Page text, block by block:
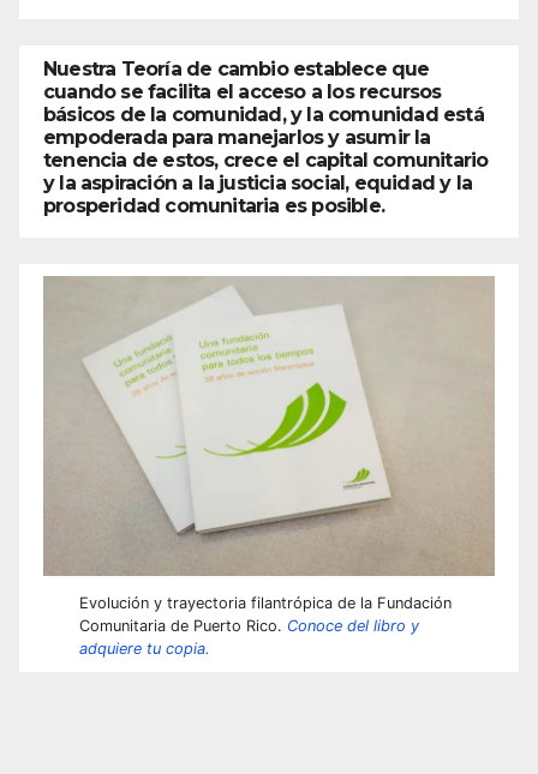
Nuestra Teoría de cambio establece que
cuando se facilita el acceso a los recursos
básicos de la comunidad, y la comunidad está
empoderada para manejarlos y asumir la
tenencia de estos, crece el capital comunitario
y la aspiración a la justicia social, equidad y la
prosperidad comunitaria es posible.
Evolución y trayectoria filantrópica de la Fundación
Comunitaria de Puerto Rico. Conoce del libro y
adquiere tu copia.